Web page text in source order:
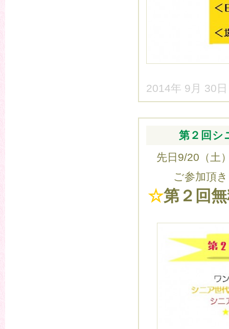
2014年 9月 30
第２回シ
先日9/20（土
ご参加頂
☆第２回